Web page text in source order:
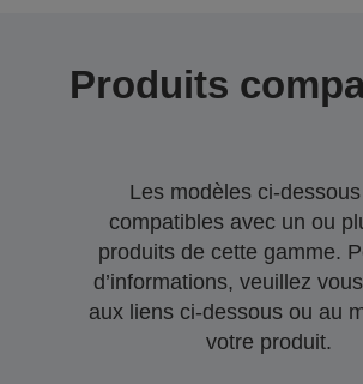
Produits
Les modèles ci-
compatibles avec un ou
produits de cette gamme.
d’informations, veuillez
aux liens ci-dessous ou au
votre produit.